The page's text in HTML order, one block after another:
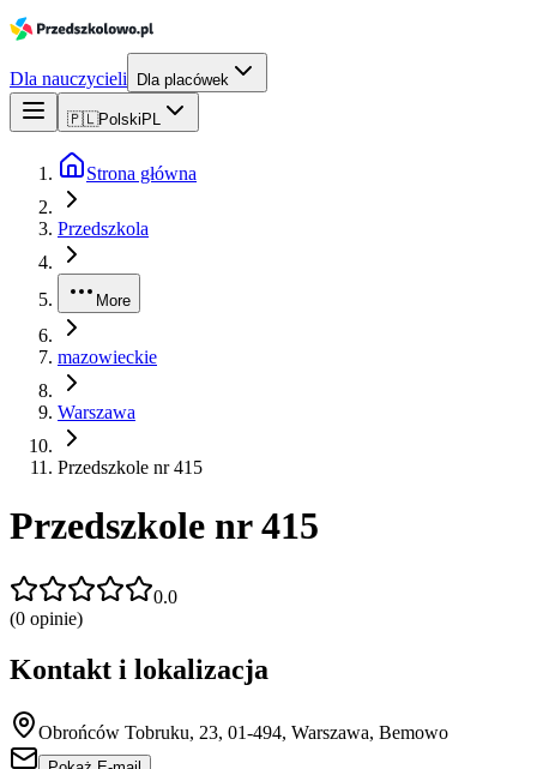
Dla nauczycieli Dla placówek
🇵🇱Polski PL
Strona główna
Przedszkola
More
mazowieckie
Warszawa
Przedszkole nr 415
Przedszkole nr 415
0.0
(0 opinie)
Kontakt i lokalizacja
Obrońców Tobruku, 23, 01-494, Warszawa, Bemowo